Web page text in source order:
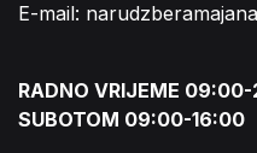
E-mail:
RADNO VRIJEME
SUBOTOM 09:00-16:00